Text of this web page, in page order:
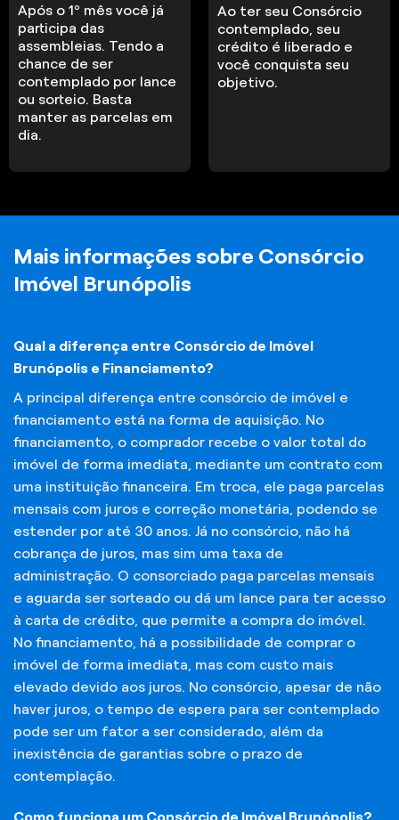
Após o 1º mês você já
participa das
assembleias. Tendo a
chance de ser
contemplado por lance
ou sorteio. Basta
manter as parcelas em
dia.
Ao ter seu Consórcio
contemplado, seu
crédito é liberado e
você conquista seu
objetivo.
Mais informações sobre Consórcio
Imóvel Brunópolis
Qual a diferença entre Consórcio de Imóvel
Brunópolis e Financiamento?
A principal diferença entre consórcio de imóvel e
financiamento está na forma de aquisição. No
financiamento, o comprador recebe o valor total do
imóvel de forma imediata, mediante um contrato com
uma instituição financeira. Em troca, ele paga parcelas
mensais com juros e correção monetária, podendo se
estender por até 30 anos. Já no consórcio, não há
cobrança de juros, mas sim uma taxa de
administração. O consorciado paga parcelas mensais
e aguarda ser sorteado ou dá um lance para ter acesso
à carta de crédito, que permite a compra do imóvel.
No financiamento, há a possibilidade de comprar o
imóvel de forma imediata, mas com custo mais
elevado devido aos juros. No consórcio, apesar de não
haver juros, o tempo de espera para ser contemplado
pode ser um fator a ser considerado, além da
inexistência de garantias sobre o prazo de
contemplação.